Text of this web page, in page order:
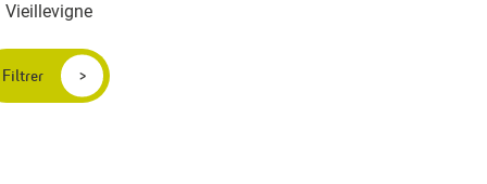
Vieillevigne
Filtrer